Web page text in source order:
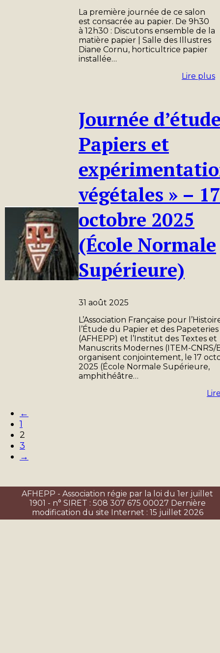
La première journée de ce salon
est consacrée au papier. De 9h30
à 12h30 : Discutons ensemble de la
matière papier | Salle des Illustres
Diane Cornu, horticultrice papier
installée…
Lire plus
Journée
Papiers et
végétales » – 17
octobre 2025
(École Normale
Supérieure)
31 août 2025
L’Association Française pour
l’Étude du Papier et des Papeteries
(AFHEPP) et l’Institut des Textes et
Manuscrits Modernes (ITEM-CNRS/
organisent conjointement, le 17
2025 (École Normale Supérieure,
amphithéâtre…
←
1
2
3
→
AFHEPP - Association régie par la loi du 1er juillet
1901 - n° SIRET : 508 307 675 00027 Dernière
modification du site Internet : 15 juillet 2026